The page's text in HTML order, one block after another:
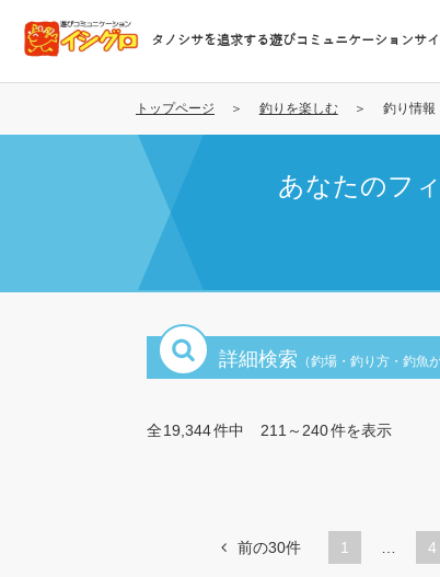
コ
テ
タノシサを追求する遊びコミュニケーションサ
トップページ 釣りを楽しむ 釣り情報
あなたのフ
詳細検索 （釣場・釣り方・釣魚
全19,344件中 211～240件を表示
前の30件 1
ペ
4